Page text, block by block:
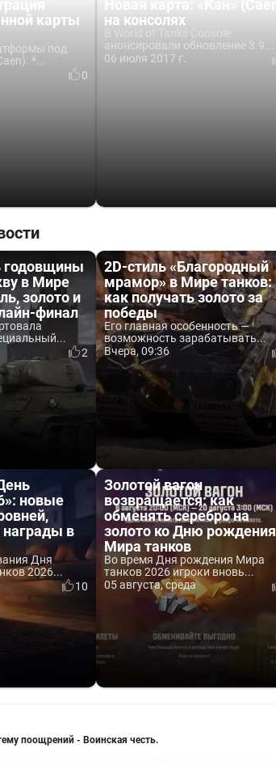
карты
под
*...
0
на консолях
анонсировали обновление 3.9...
06 июля 2017 г.
годовщины
в Мире
золото и
финал
2
2D-стиль «Благородный
мрамор» в Мире танков:
как получать золото за
победы
Его главная особенность —
возможность зарабатывать...
Вчера, 09:36
новые
награды в
Дня
2026...
10
Золотой вагон
возвращается: как
обменять серебро на
золото ко Дню рождения
Мира танков
Во время Дня рождения Мира
танков 2026 игроки вновь...
05 августа, среда
поощрений - Воинская честь.